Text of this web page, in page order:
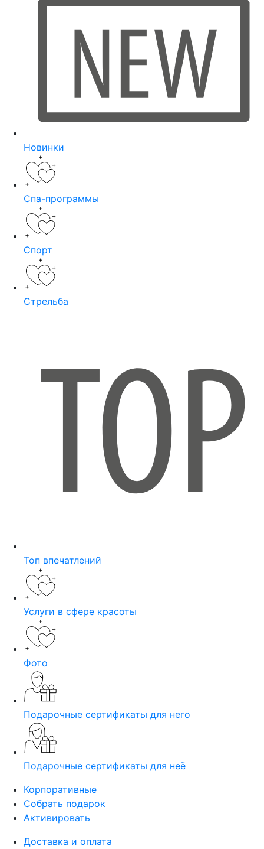
Новинки
Спа-программы
Спорт
Стрельба
Топ впечатлений
Услуги в сфере красоты
Фото
Подарочные сертификаты для него
Подарочные сертификаты для неё
Корпоративные
Собрать подарок
Активировать
Доставка и оплата